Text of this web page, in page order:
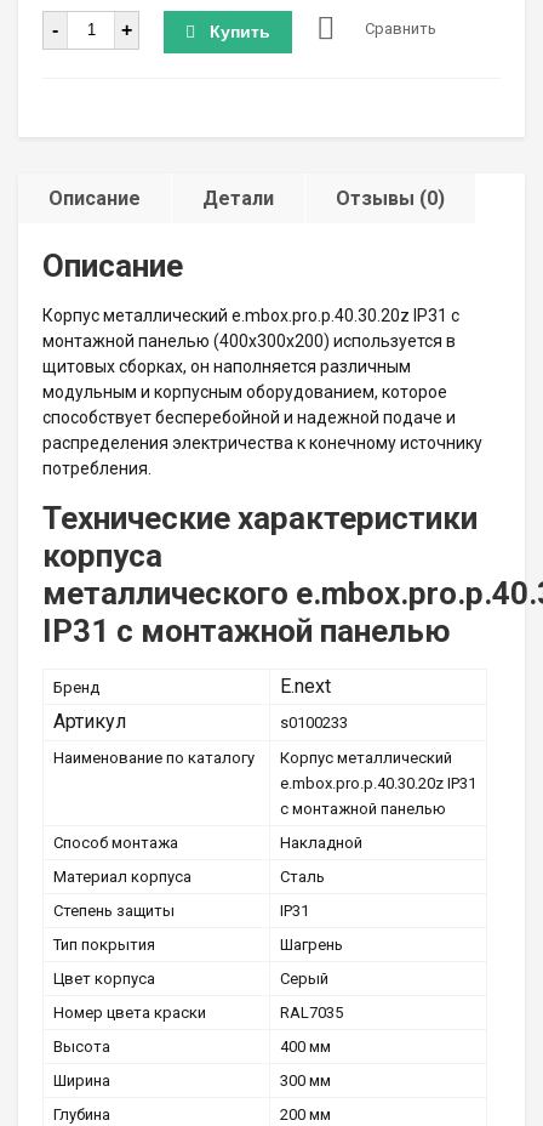
Количество
- + Купить Сравнить
Описание Детали Отзывы (0)
Описание
Корпус металлический e.mbox.pro.p.40.30.20z IP31 с
монтажной панелью (400х300х200) используется в
щитовых сборках, он наполняется различным
модульным и корпусным оборудованием, которое
способствует бесперебойной и надежной подаче и
распределения электричества к конечному источнику
потребления.
Технические характеристики
корпуса
металлического
IP31 с монтажной панелью
Бренд
E.next
Артикул
s0100233
Наименование по каталогу
Корпус металлический
e.mbox.pro.p.40.30.20z IP31
с монтажной панелью
Способ монтажа
Накладной
Материал корпуса
Сталь
Степень защиты
ІР31
Тип покрытия
Шагрень
Цвет корпуса
Серый
Номер цвета краски
RAL7035
Высота
400 мм
Ширина
300 мм
Глубина
200 мм